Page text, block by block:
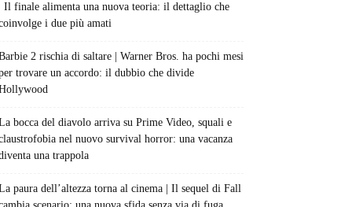
Il finale alimenta una nuova teoria: il dettaglio che
i due più amati
2 rischia di saltare | Warner Bros. ha pochi mesi
trovare un accordo: il dubbio che divide
bocca del diavolo arriva su Prime Video, squali e
nel nuovo survival horror: una vacanza
una trappola
paura dell’altezza torna al cinema | Il sequel di Fall